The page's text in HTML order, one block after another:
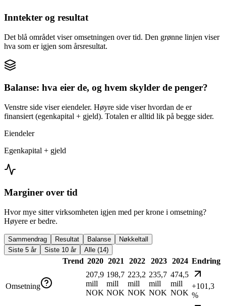
Inntekter og resultat
Det blå området viser omsetningen over tid. Den grønne linjen viser
hva som er igjen som årsresultat.
Balanse: hva eier de, og hvem skylder de penger?
Venstre side viser eiendeler. Høyre side viser hvordan de er
finansiert (egenkapital + gjeld). Totalen er alltid lik på begge sider.
Eiendeler
Egenkapital + gjeld
Marginer over tid
Hvor mye sitter virksomheten igjen med per krone i omsetning?
Høyere er bedre.
Sammendrag Resultat Balanse
Nøkkeltall
Siste 5 år
Siste 10 år Alle (14)
Trend 2020 2021 2022 2023 2024 Endring
Omsetning
207,9
mill
NOK
198,7
mill
NOK
223,2
mill
NOK
235,7
mill
NOK
474,5
mill
NOK
+101,3
%